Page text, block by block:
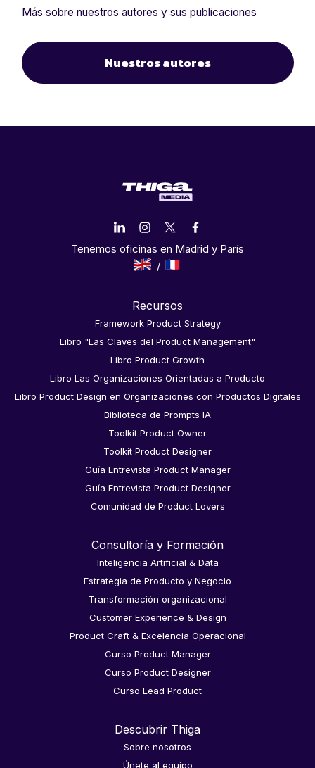
Más sobre nuestros autores y sus publicaciones
Nuestros autores
Tenemos oficinas en Madrid y París
Recursos
Framework Product Strategy
Libro "Las Claves del Product Management"
Libro Product Growth
Libro Las Organizaciones Orientadas a Producto
Libro Product Design en Organizaciones con Productos Digitales
Biblioteca de Prompts IA
Toolkit Product Owner
Toolkit Product Designer
Guía Entrevista Product Manager
Guía Entrevista Product Designer
Comunidad de Product Lovers
Consultoría y Formación
Inteligencia Artificial & Data
Estrategia de Producto y Negocio
Transformación organizacional
Customer Experience & Design
Product Craft & Excelencia Operacional
Curso Product Manager
Curso Product Designer
Curso Lead Product
Descubrir Thiga
Sobre nosotros
Únete al equipo